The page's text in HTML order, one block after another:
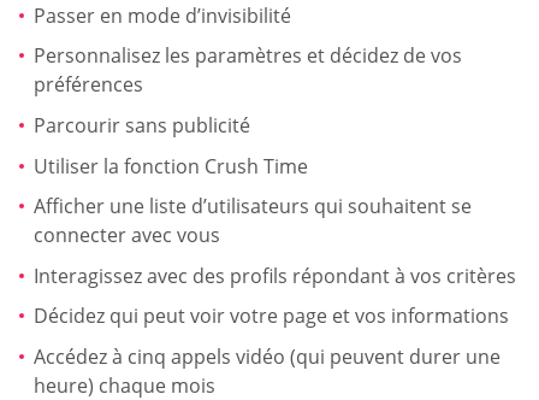
Passer en mode d’invisibilité
Personnalisez les paramètres et décidez de vos
préférences
Parcourir sans publicité
Utiliser la fonction Crush Time
Afficher une liste d’utilisateurs qui souhaitent se
connecter avec vous
Interagissez avec des profils répondant à vos critères
Décidez qui peut voir votre page et vos informations
Accédez à cinq appels vidéo (qui peuvent durer une
heure) chaque mois